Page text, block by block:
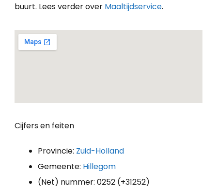
buurt. Lees verder over Maaltijdservice.
Cijfers en feiten
Provincie: Zuid-Holland
Gemeente: Hillegom
(Net) nummer: 0252 (+31252)